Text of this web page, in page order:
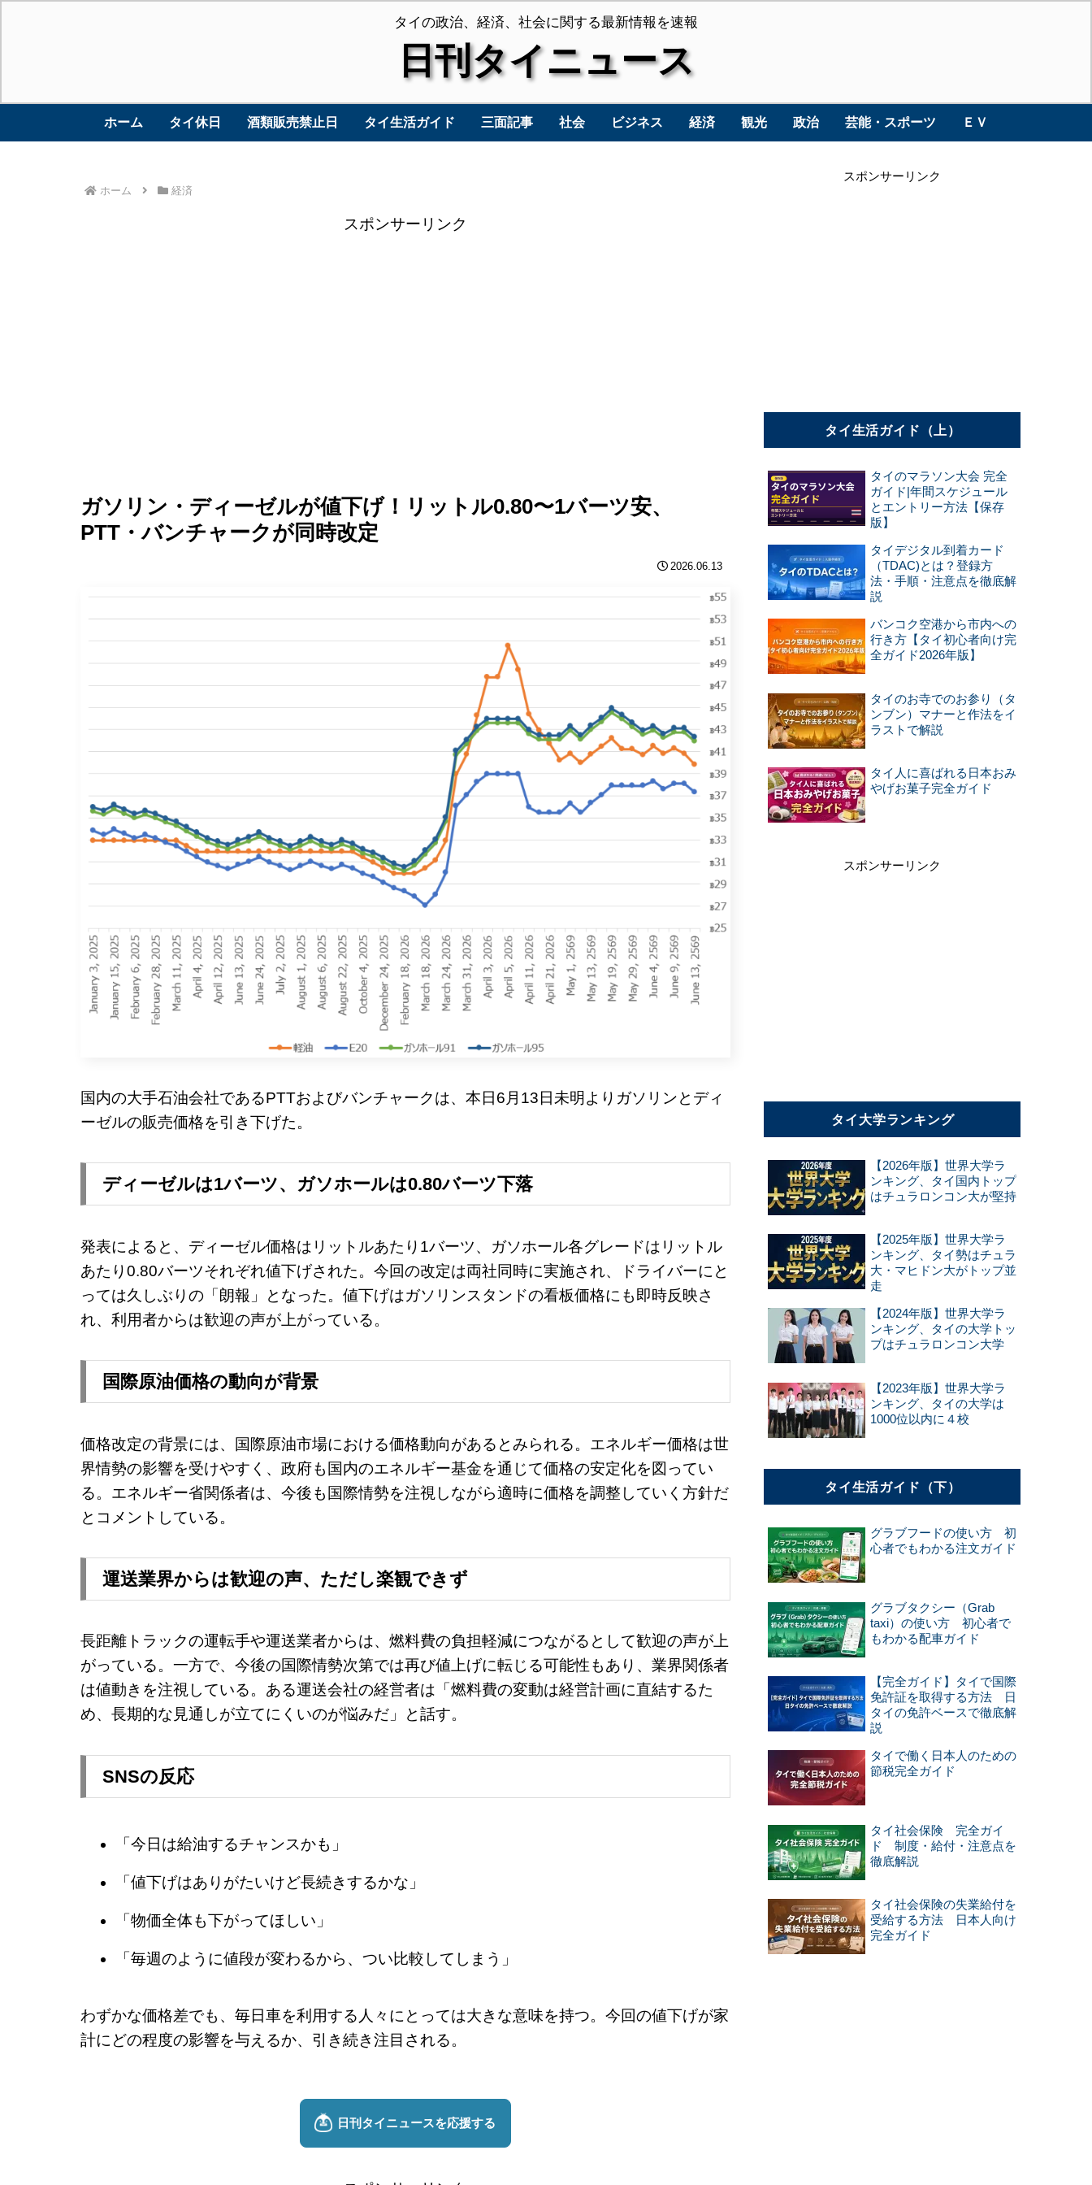
タイの政治、経済、社会に関する最新情報を速報
日刊タイニュース
ホーム タイ休日 酒類販売禁止日 タイ生活ガイド 三面記事 社会 ビジネス 経済 観光 政治 芸能・スポーツ ＥＶ
ホーム 経済
スポンサーリンク
ガソリン・ディーゼルが値下げ！リットル0.80〜1バーツ安、
PTT・バンチャークが同時改定
2026.06.13
国内の大手石油会社であるPTTおよびバンチャークは、本日6月13日未明よりガソリンとディ
ーゼルの販売価格を引き下げた。
ディーゼルは1バーツ、ガソホールは0.80バーツ下落
発表によると、ディーゼル価格はリットルあたり1バーツ、ガソホール各グレードはリットル
あたり0.80バーツそれぞれ値下げされた。今回の改定は両社同時に実施され、ドライバーにと
っては久しぶりの「朗報」となった。値下げはガソリンスタンドの看板価格にも即時反映さ
れ、利用者からは歓迎の声が上がっている。
国際原油価格の動向が背景
価格改定の背景には、国際原油市場における価格動向があるとみられる。エネルギー価格は世
界情勢の影響を受けやすく、政府も国内のエネルギー基金を通じて価格の安定化を図ってい
る。エネルギー省関係者は、今後も国際情勢を注視しながら適時に価格を調整していく方針だ
とコメントしている。
運送業界からは歓迎の声、ただし楽観できず
長距離トラックの運転手や運送業者からは、燃料費の負担軽減につながるとして歓迎の声が上
がっている。一方で、今後の国際情勢次第では再び値上げに転じる可能性もあり、業界関係者
は値動きを注視している。ある運送会社の経営者は「燃料費の変動は経営計画に直結するた
め、長期的な見通しが立てにくいのが悩みだ」と話す。
SNSの反応
「今日は給油するチャンスかも」
「値下げはありがたいけど長続きするかな」
「物価全体も下がってほしい」
「毎週のように値段が変わるから、つい比較してしまう」
わずかな価格差でも、毎日車を利用する人々にとっては大きな意味を持つ。今回の値下げが家
計にどの程度の影響を与えるか、引き続き注目される。
スポンサーリンク
タイ生活ガイド（上）
タイのマラソン大会 完全
ガイド|年間スケジュール
とエントリー方法【保存
版】
タイデジタル到着カード
（TDAC)とは？登録方
法・手順・注意点を徹底解
説
バンコク空港から市内への
行き方【タイ初心者向け完
全ガイド2026年版】
タイのお寺でのお参り（タ
ンブン）マナーと作法をイ
ラストで解説
タイ人に喜ばれる日本おみ
やげお菓子完全ガイド
スポンサーリンク
タイ大学ランキング
【2026年版】世界大学ラ
ンキング、タイ国内トップ
はチュラロンコン大が堅持
【2025年版】世界大学ラ
ンキング、タイ勢はチュラ
大・マヒドン大がトップ並
走
【2024年版】世界大学ラ
ンキング、タイの大学トッ
プはチュラロンコン大学
【2023年版】世界大学ラ
ンキング、タイの大学は
1000位以内に４校
タイ生活ガイド（下）
グラブフードの使い方 初
心者でもわかる注文ガイド
グラブタクシー（Grab
taxi）の使い方 初心者で
もわかる配車ガイド
【完全ガイド】タイで国際
免許証を取得する方法 日
タイの免許ベースで徹底解
説
タイで働く日本人のための
節税完全ガイド
タイ社会保険 完全ガイ
ド 制度・給付・注意点を
徹底解説
タイ社会保険の失業給付を
受給する方法 日本人向け
完全ガイド